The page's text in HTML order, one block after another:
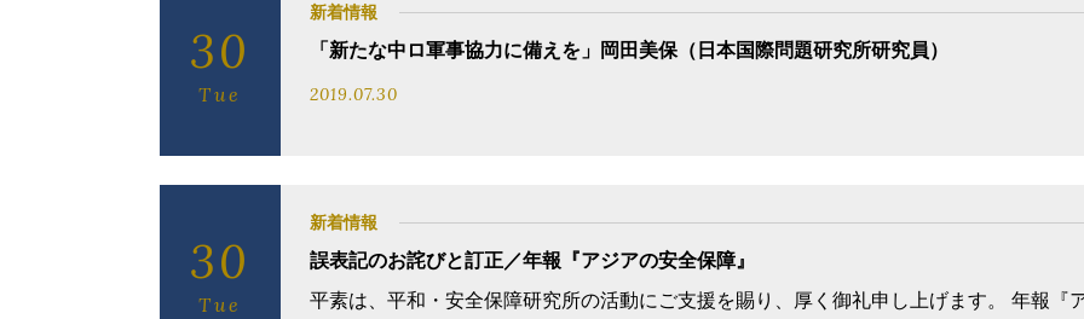
30
Tue
新着情報
「新たな中ロ軍事協力に備えを」岡田美保（日本国際問題研究所研究員）
2019.07.30
30
Tue
新着情報
誤表記のお詫びと訂正／年報『アジアの安全保障』
平素は、平和・安全保障研究所の活動にご支援を賜り、厚く御礼申し上げます。 年報『